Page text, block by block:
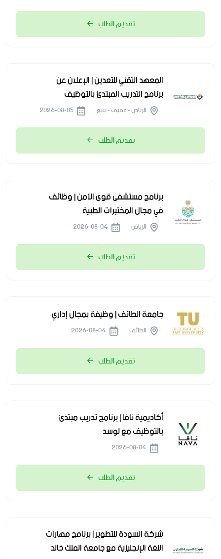
تقديم الطلب
المعهد التقني للتعدين | الإعلان عن
برنامج التدريب المبتدئ بالتوظيف
الرياض - عفيف - ينبع
تقديم الطلب
برنامج مستشفى قوى الأمن | وظائف
في مجال المختبرات الطبية
الرياض
تقديم الطلب
جامعة الطائف | وظيفة بمجال إداري
الطائف
تقديم الطلب
أكاديمية نافا | برنامج تدريب مبتدئ
بالتوظيف مع لوسد
تقديم الطلب
شركة السودة للتطوير | برنامج مهارات
اللغة الإنجليزية مع جامعة الملك خالد